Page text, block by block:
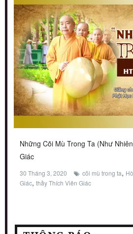
Những Cõi Mù Trong Ta (Như
Giác
30 Tháng 3, 2020 cõi mù trong ta,
Giác, thầy Thích Viên Giác